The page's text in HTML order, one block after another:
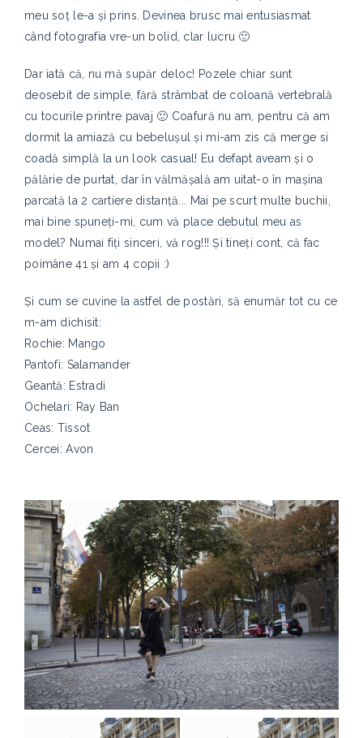
meu soț le-a și prins. Devinea brusc mai entusiasmat
când fotografia vre-un bolid, clar lucru 🙂
Dar iată că, nu mă supăr deloc! Pozele chiar sunt
deosebit de simple, fără strâmbat de coloană vertebrală
cu tocurile printre pavaj 🙂 Coafură nu am, pentru că am
dormit la amiază cu bebelușul și mi-am zis că merge si
coadă simplă la un look casual! Eu defapt aveam și o
pălărie de purtat, dar în vălmășală am uitat-o în mașina
parcată la 2 cartiere distanță... Mai pe scurt multe buchii,
mai bine spuneți-mi, cum vă place debutul meu as
model? Numai fiți sinceri, vă rog!!! Și tineți cont, că fac
poimâne 41 și am 4 copii :)
Și cum se cuvine la astfel de postări, să enumăr tot cu ce
m-am dichisit:
Rochie: Mango
Pantofi: Salamander
Geantă: Estradi
Ochelari: Ray Ban
Ceas: Tissot
Cercei: Avon